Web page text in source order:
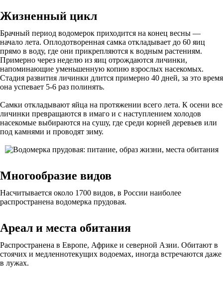
Жизненный цикл
Брачный период водомерок приходится на конец весны —
начало лета. Оплодотворенная самка откладывает до 60 яиц
прямо в воду, где они прикрепляются к водным растениям.
Примерно через неделю из яиц отрождаются личинки,
напоминающие уменьшенную копию взрослых насекомых.
Стадия развития личинки длится примерно 40 дней, за это время
она успевает 5-6 раз полинять.
Самки откладывают яйца на протяжении всего лета. К осени все
личинки превращаются в имаго и с наступлением холодов
насекомые выбираются на сушу, где среди корней деревьев или
под камнями и проводят зиму.
Многообразие видов
Насчитывается около 1700 видов, в России наиболее
распространена водомерка прудовая.
Ареал и места обитания
Распространена в Европе, Африке и северной Азии. Обитают в
стоячих и медленнотекущих водоемах, иногда встречаются даже
в лужах.